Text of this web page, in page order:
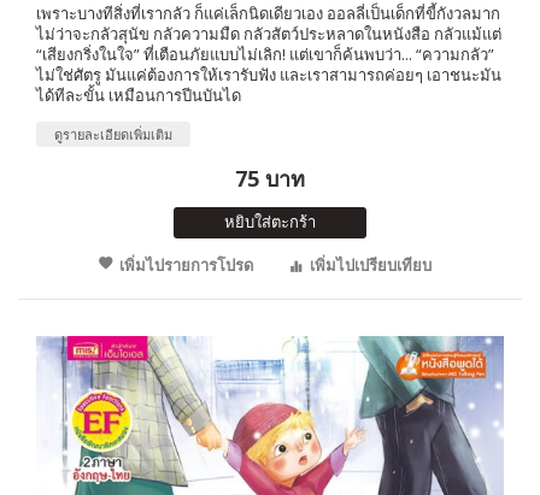
เพราะบางทีสิ่งที่เรากลัว ก็แค่เล็กนิดเดียวเอง ออลลี่เป็นเด็กที่ขี้กังวลมาก
ไม่ว่าจะกลัวสุนัข กลัวความมืด กลัวสัตว์ประหลาดในหนังสือ กลัวแม้แต่
“เสียงกริ่งในใจ” ที่เตือนภัยแบบไม่เลิก! แต่เขาก็ค้นพบว่า... “ความกลัว”
ไม่ใช่ศัตรู มันแค่ต้องการให้เรารับฟัง และเราสามารถค่อยๆ เอาชนะมัน
ได้ทีละขั้น เหมือนการปีนบันได
ดูรายละเอียดเพิ่มเติม
75 บาท
หยิบใส่ตะกร้า
เพิ่มไปรายการโปรด
เพิ่มไปเปรียบเทียบ